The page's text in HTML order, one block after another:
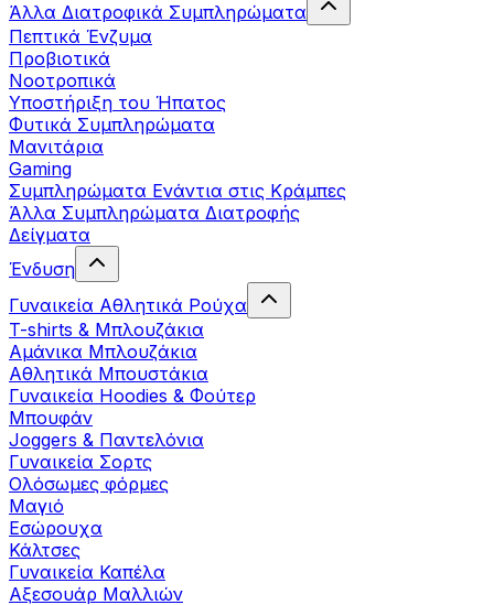
Άλλα Διατροφικά Συμπληρώματα
Πεπτικά Ένζυμα
Προβιοτικά
Νοοτροπικά
Υποστήριξη του Ήπατος
Φυτικά Συμπληρώματα
Μανιτάρια
Gaming
Συμπληρώματα Ενάντια στις Κράμπες
Άλλα Συμπληρώματα Διατροφής
Δείγματα
Ένδυση
Γυναικεία Αθλητικά Ρούχα
T-shirts & Μπλουζάκια
Αμάνικα Μπλουζάκια
Aθλητικά Μπουστάκια
Γυναικεία Hoodies & Φούτερ
Μπουφάν
Joggers & Παντελόνια
Γυναικεία Σορτς
Ολόσωμες φόρμες
Μαγιό
Εσώρουχα
Κάλτσες
Γυναικεία Καπέλα
Αξεσουάρ Μαλλιών